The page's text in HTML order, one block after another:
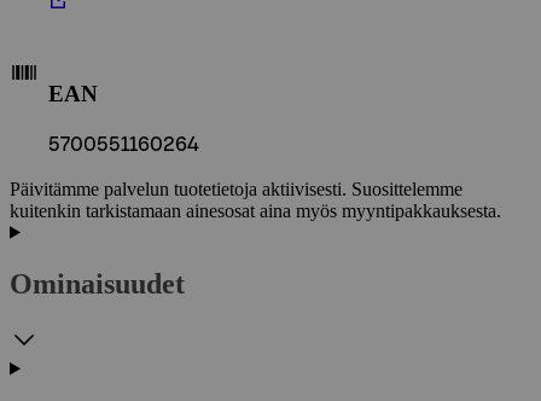
EAN
5700551160264
Päivitämme palvelun tuotetietoja aktiivisesti. Suosittelemme
kuitenkin tarkistamaan ainesosat aina myös myyntipakkauksesta.
Ominaisuudet